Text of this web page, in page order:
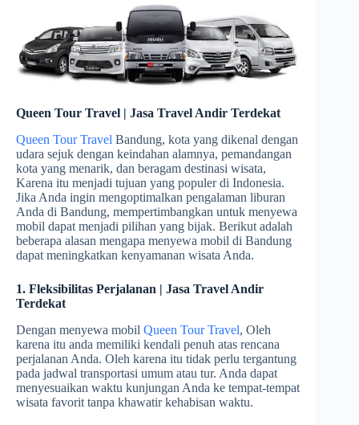
Queen Tour Travel | Jasa Travel Andir Terdekat
Queen Tour Travel Bandung, kota yang dikenal dengan
udara sejuk dengan keindahan alamnya, pemandangan
kota yang menarik, dan beragam destinasi wisata,
Karena itu menjadi tujuan yang populer di Indonesia.
Jika Anda ingin mengoptimalkan pengalaman liburan
Anda di Bandung, mempertimbangkan untuk menyewa
mobil dapat menjadi pilihan yang bijak. Berikut adalah
beberapa alasan mengapa menyewa mobil di Bandung
dapat meningkatkan kenyamanan wisata Anda.
1. Fleksibilitas Perjalanan | Jasa Travel Andir
Terdekat
Dengan menyewa mobil Queen Tour Travel, Oleh
karena itu anda memiliki kendali penuh atas rencana
perjalanan Anda. Oleh karena itu tidak perlu tergantung
pada jadwal transportasi umum atau tur. Anda dapat
menyesuaikan waktu kunjungan Anda ke tempat-tempat
wisata favorit tanpa khawatir kehabisan waktu.